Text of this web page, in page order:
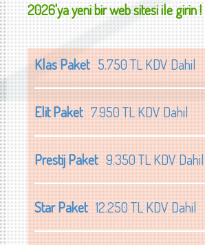
2026'ya yeni bir web sitesi ile girin !
Klas Paket5.750 TL KDV Dahil
Elit Paket7.950 TL KDV Dahil
Prestij Paket9.350 TL KDV Dahil
Star Paket12.250 TL KDV Dahil